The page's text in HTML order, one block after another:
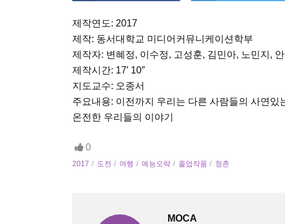
제작연도: 2017
제작: 동서대학교 미디어커뮤니케이션학부
제작자: 변혜정, 이수정, 고성훈, 김민아, 노민지,
제작시간: 17′ 10″
지도교수: 오종서
주요내용: 이전까지 우리는 다른 사람들의 사연
온전한 우리들의 이야기
0
2017 도전 여행 예능오락 졸업작품 청춘
MOCA